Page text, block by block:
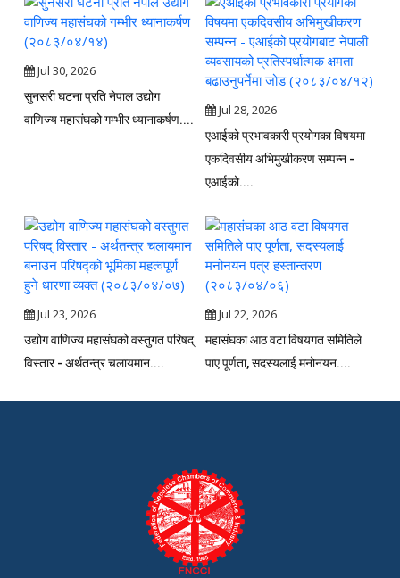
Jul 30, 2026
सुनसरी घटना प्रति नेपाल उद्योग
वाणिज्य महासंघको गम्भीर ध्यानाकर्षण....
Jul 28, 2026
एआईको प्रभावकारी प्रयोगका विषयमा
एकदिवसीय अभिमुखीकरण सम्पन्न -
एआईको....
Jul 23, 2026
उद्योग वाणिज्य महासंघको वस्तुगत परिषद्
विस्तार - अर्थतन्त्र चलायमान....
Jul 22, 2026
महासंघका आठ वटा विषयगत समितिले
पाए पूर्णता, सदस्यलाई मनोनयन....